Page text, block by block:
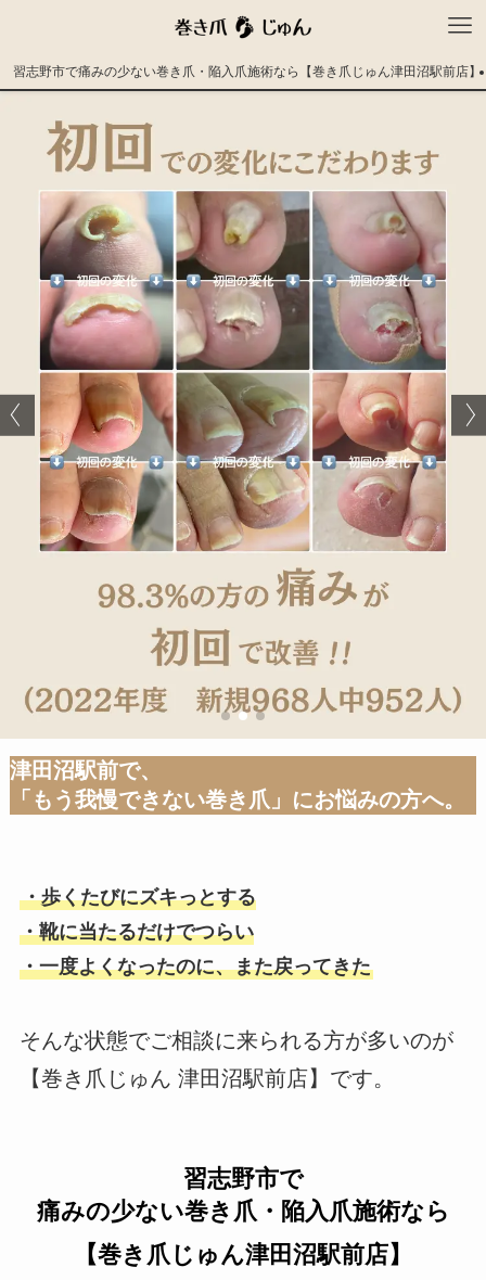
習志野市で痛みの少ない巻き爪・陥入爪施術なら【巻き爪じゅん津田沼駅前店】
津田沼駅前で、
「もう我慢できない巻き爪」にお悩みの方へ。
・歩くたびにズキっとする
・靴に当たるだけでつらい
・一度よくなったのに、また戻ってきた
そんな状態でご相談に来られる方が多いのが
【巻き爪じゅん 津田沼駅前店】です。
習志野市で
痛みの少ない巻き爪・陥入爪施術なら
【巻き爪じゅん津田沼駅前店】